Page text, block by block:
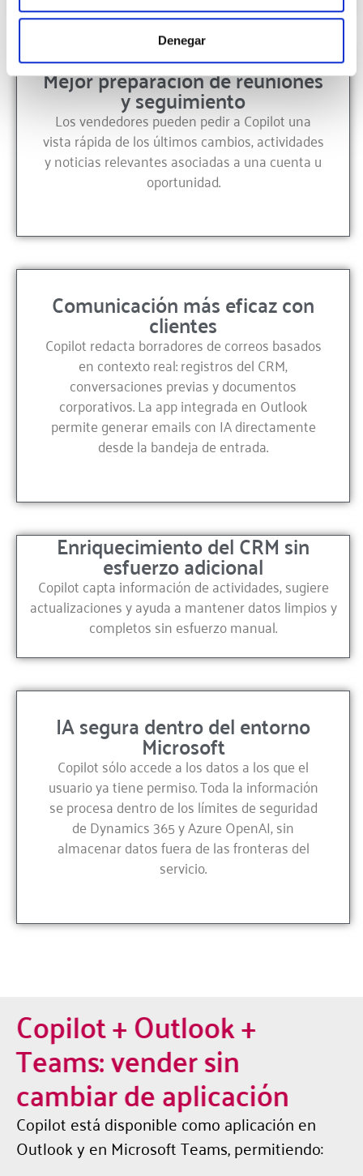
Denegar
Mejor preparación de reuniones
y seguimiento
Los vendedores pueden pedir a Copilot una
vista rápida de los últimos cambios, actividades
y noticias relevantes asociadas a una cuenta u
oportunidad.
Comunicación más eficaz con
clientes
Copilot redacta borradores de correos basados
en contexto real: registros del CRM,
conversaciones previas y documentos
corporativos. La app integrada en Outlook
permite generar emails con IA directamente
desde la bandeja de entrada.
Enriquecimiento del CRM sin
esfuerzo adicional
Copilot capta información de actividades, sugiere
actualizaciones y ayuda a mantener datos limpios y
completos sin esfuerzo manual.
IA segura dentro del entorno
Microsoft
Copilot sólo accede a los datos a los que el
usuario ya tiene permiso. Toda la información
se procesa dentro de los límites de seguridad
de Dynamics 365 y Azure OpenAI, sin
almacenar datos fuera de las fronteras del
servicio.
Copilot + Outlook +
Teams: vender sin
cambiar de aplicación
Copilot está disponible como aplicación en
Outlook y en Microsoft Teams, permitiendo: